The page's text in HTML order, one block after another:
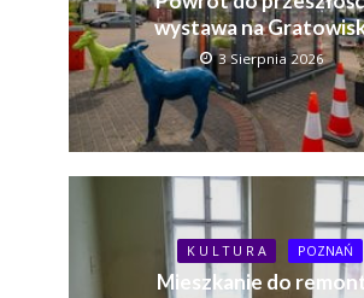
wystawa na
3 Sierpnia 2026
K U L T U R A POZNAŃ
Mieszkanie do